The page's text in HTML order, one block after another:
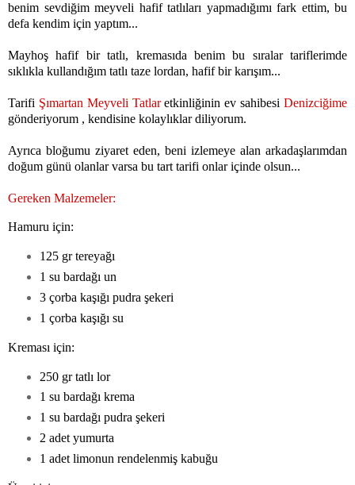
benim sevdiğim meyveli hafif tatlıları yapmadığımı fark ettim, bu
defa kendim için yaptım...
Mayhoş hafif bir tatlı, kremasıda benim bu sıralar tariflerimde
sıklıkla kullandığım tatlı taze lordan, hafif bir karışım...
Tarifi Şımartan Meyveli Tatlaretkinliğinin ev sahibesiDenizciğime
gönderiyorum , kendisine kolaylıklar diliyorum.
Ayrıca bloğumu ziyaret eden, beni izlemeye alan arkadaşlarımdan
doğum günü olanlar varsa bu tart tarifi onlar içinde olsun...
Gereken Malzemeler:
Hamuru için:
125 gr tereyağı
1 su bardağı un
3 çorba kaşığı pudra şekeri
1 çorba kaşığı su
Kreması için:
250 gr tatlı lor
1 su bardağı krema
1 su bardağı pudra şekeri
2 adet yumurta
1 adet limonun rendelenmiş kabuğu